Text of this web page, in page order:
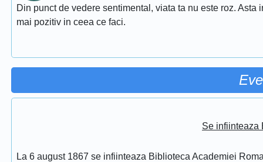
Din punct de vedere sentimental, viata ta nu este roz.
mai pozitiv in ceea ce faci.
Se infiinteaza
La 6 august 1867 se infiinteaza Biblioteca Academiei